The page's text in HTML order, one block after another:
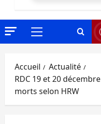
Menu
Accueil
Actualité
RDC 19 et 20
morts selon HRW